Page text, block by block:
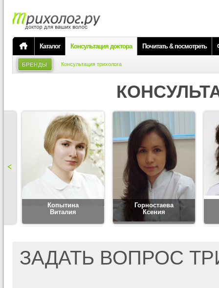
Каталог Консультация доктора Почитать & посмотреть
БРЕНДЫ Консультация трихолога
Копытина
Виталия
Горностаева
Ксения
ЗАДАТЬ ВОПРОС